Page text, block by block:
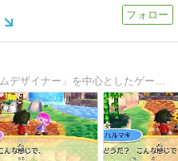
「どうぶつの森 ハッピーホームデザイナー」を中心としたゲームプレイ日記です。